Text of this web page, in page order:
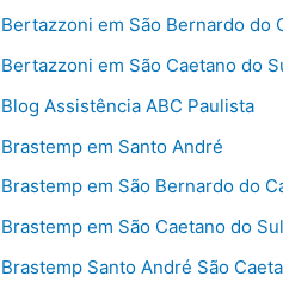
Bertazzoni em São Bernardo do
Bertazzoni em São Caetano do
Blog Assistência ABC Paulista
Brastemp em Santo André
Brastemp em São Bernardo do
Brastemp em São Caetano do Sul
Brastemp Santo André São